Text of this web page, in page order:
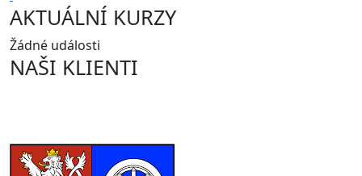
AKTUÁLNÍ KURZY
Žádné události
NAŠI KLIENTI